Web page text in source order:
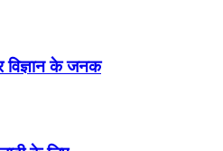
के जनक